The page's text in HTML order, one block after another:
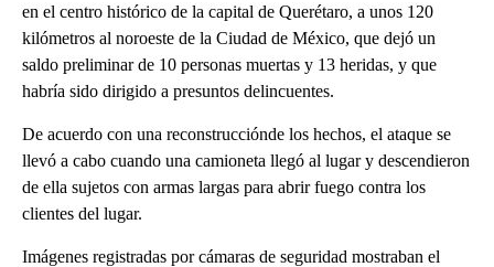
en el centro histórico de la capital de Querétaro, a unos 120
kilómetros al noroeste de la Ciudad de México, que dejó un
saldo preliminar de 10 personas muertas y 13 heridas, y que
habría sido dirigido a presuntos delincuentes.
De acuerdo con una reconstrucciónde los hechos, el ataque se
llevó a cabo cuando una camioneta llegó al lugar y descendieron
de ella sujetos con armas largas para abrir fuego contra los
clientes del lugar.
Imágenes registradas por cámaras de seguridad mostraban el